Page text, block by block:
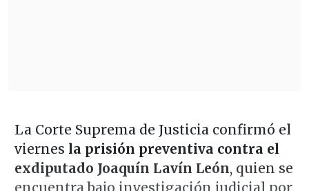
La Corte Suprema de Justicia confirmó el
viernes la prisión preventiva contra el
exdiputado Joaquín Lavín León, quien se
encuentra bajo investigación judicial por